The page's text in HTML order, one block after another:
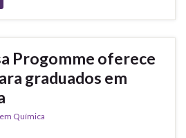
Progomme oferece
graduados em
Química